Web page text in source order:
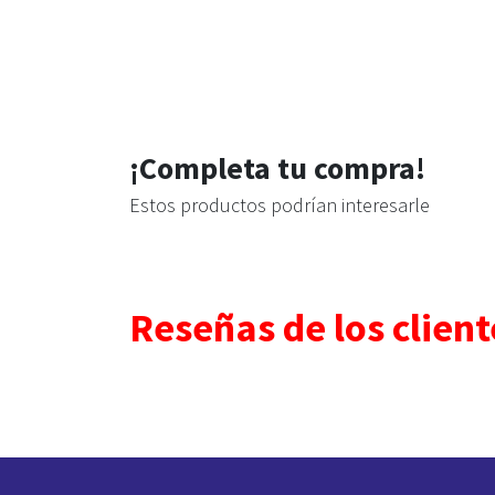
¡Completa tu compra!
Estos productos podrían interesarle
Reseñas de los